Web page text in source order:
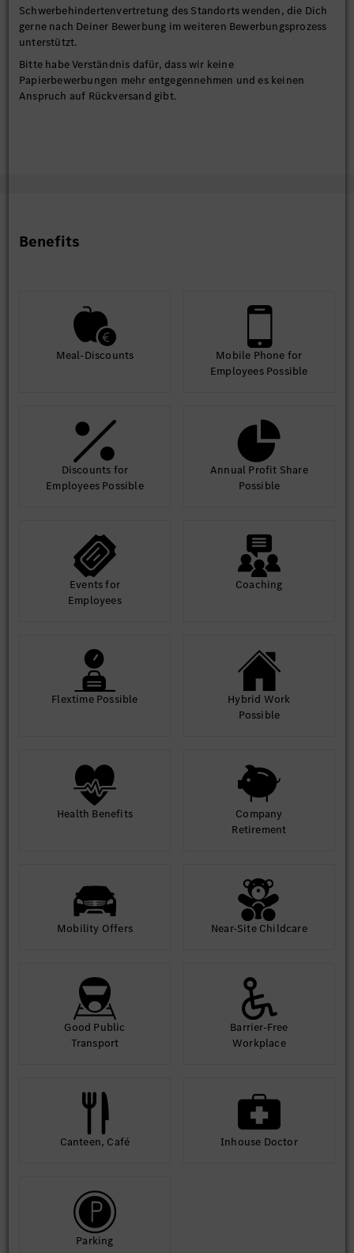
Schwerbehindertenvertretung des Standorts wenden, die Dich
gerne nach Deiner Bewerbung im weiteren Bewerbungsprozess
unterstützt.
Bitte habe Verständnis dafür, dass wir keine
Papierbewerbungen mehr entgegennehmen und es keinen
Anspruch auf Rückversand gibt.
Benefits
Meal-Discounts
Mobile Phone for
Employees Possible
Discounts for
Employees Possible
Annual Profit Share
Possible
Events for
Employees
Coaching
Flextime Possible
Hybrid Work
Possible
Health Benefits
Company
Retirement
Mobility Offers Near-Site Childcare
Good Public
Transport
Barrier-Free
Workplace
Canteen, Café Inhouse Doctor
Parking